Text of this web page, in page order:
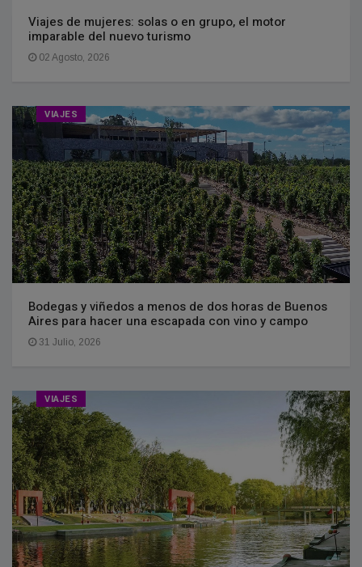
Viajes de mujeres: solas o en grupo, el motor
imparable del nuevo turismo
02 Agosto, 2026
VIAJES
Bodegas y viñedos a menos de dos horas de Buenos
Aires para hacer una escapada con vino y campo
31 Julio, 2026
VIAJES